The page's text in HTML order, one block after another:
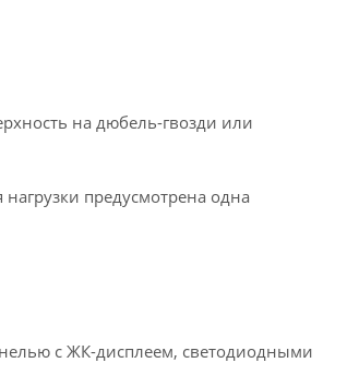
на дюбель-гвозди или
предусмотрена одна
с ЖК-дисплеем, светодиодными